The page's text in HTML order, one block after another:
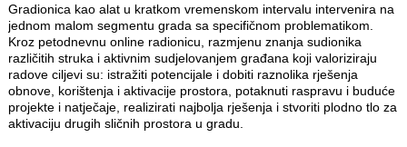
Gradionica kao alat u kratkom vremenskom intervalu intervenira na
jednom malom segmentu grada sa specifičnom problematikom.
Kroz petodnevnu online radionicu, razmjenu znanja sudionika
različitih struka i aktivnim sudjelovanjem građana koji valoriziraju
radove ciljevi su: istražiti potencijale i dobiti raznolika rješenja
obnove, korištenja i aktivacije prostora, potaknuti raspravu i buduće
projekte i natječaje, realizirati najbolja rješenja i stvoriti plodno tlo za
aktivaciju drugih sličnih prostora u gradu.